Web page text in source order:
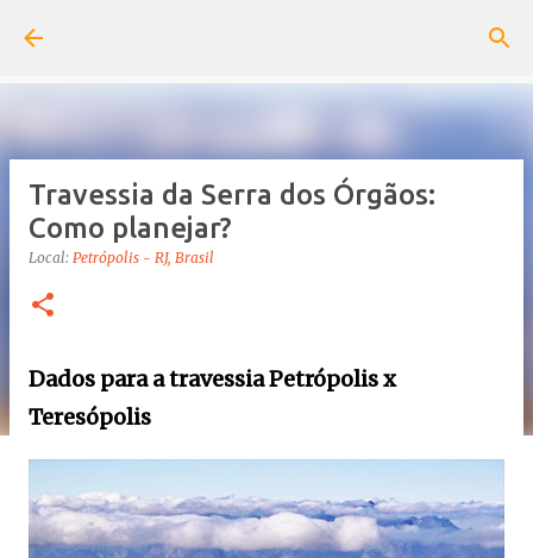
Travessia da Serra dos Órgãos:
Como planejar?
Local: Petrópolis - RJ, Brasil
Dados para a travessia Petrópolis x
Teresópolis